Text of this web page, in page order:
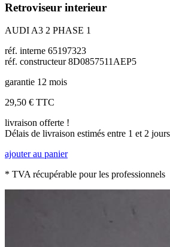
Retroviseur interieur
AUDI A3 2 PHASE 1
réf. interne 65197323
réf. constructeur 8D0857511AEP5
garantie 12 mois
29,50 € TTC
livraison offerte !
Délais de livraison estimés entre 1 et 2
ajouter au panier
* TVA récupérable pour les professionnels